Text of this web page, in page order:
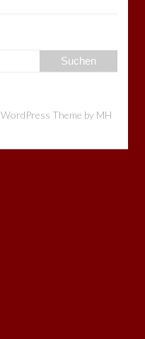
WordPress Theme by MH